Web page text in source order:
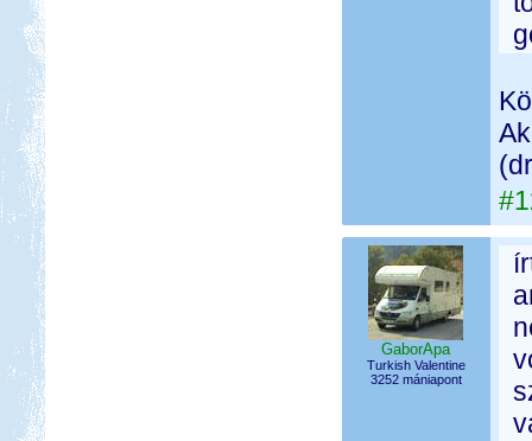
GaborApa
Turkish Valentine
3252 mániapont